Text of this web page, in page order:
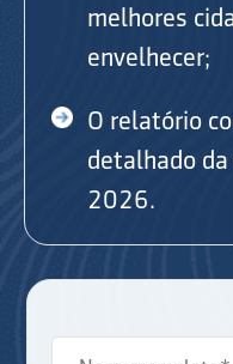
melhores
envelhecer;
O relatório
detalhado da
2026.